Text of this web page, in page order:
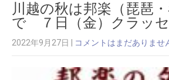
川越の秋は邦楽（琵琶・
で ７日（金）クラッ
2022年9月27日 コメントはまだありませ